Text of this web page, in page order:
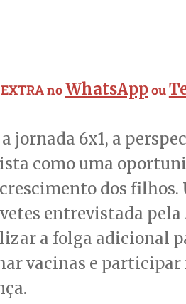
noWhatsAppou
jornada 6x1, a
como uma
dos filhos.
entrevistada pela
a folga adicional
vacinas e participar